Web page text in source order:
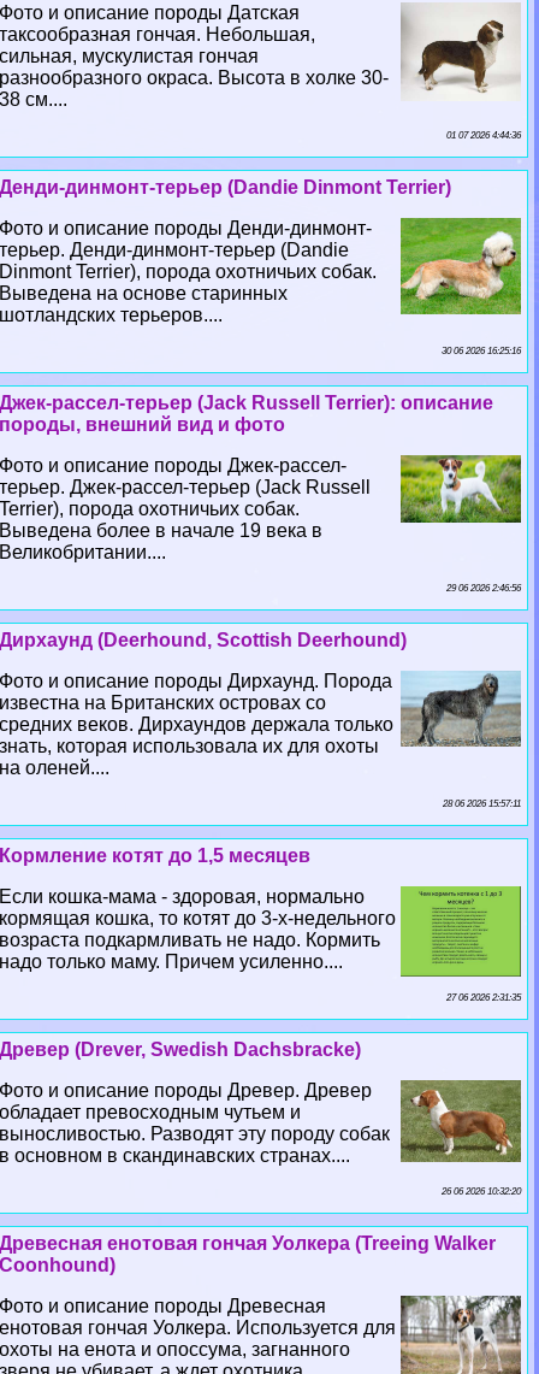
Фото и описание породы Датская
таксообразная гончая. Небольшая,
сильная, мускулистая гончая
разнообразного окраса. Высота в холке 30-
38 см....
01 07 2026 4:44:36
Денди-динмонт-терьер (Dandie Dinmont Terrier)
Фото и описание породы Денди-динмонт-
терьер. Денди-динмонт-терьер (Dandie
Dinmont Terrier), порода охотничьих собак.
Выведена на основе старинных
шотландских терьеров....
30 06 2026 16:25:16
Джек-рассел-терьер (Jack Russell Terrier): описание
породы, внешний вид и фото
Фото и описание породы Джек-рассел-
терьер. Джек-рассел-терьер (Jack Russell
Terrier), порода охотничьих собак.
Выведена более в начале 19 века в
Великобритании....
29 06 2026 2:46:56
Дирхаунд (Deerhound, Scottish Deerhound)
Фото и описание породы Дирхаунд. Порода
известна на Британских островах со
средних веков. Дирхаундов держала только
знать, которая использовала их для охоты
на оленей....
28 06 2026 15:57:11
Кормление котят до 1,5 месяцев
Если кошка-мама - здоровая, нормально
кормящая кошка, то котят до 3-х-недельного
возраста подкармливать не надо. Кормить
надо только маму. Причем усиленно....
27 06 2026 2:31:35
Древер (Drever, Swedish Dachsbracke)
Фото и описание породы Древер. Древер
обладает превосходным чутьем и
выносливостью. Разводят эту породу собак
в основном в скандинавских странах....
26 06 2026 10:32:20
Древесная енотовая гончая Уолкера (Treeing Walker
Coonhound)
Фото и описание породы Древесная
енотовая гончая Уолкера. Используется для
охоты на енота и опоссума, загнанного